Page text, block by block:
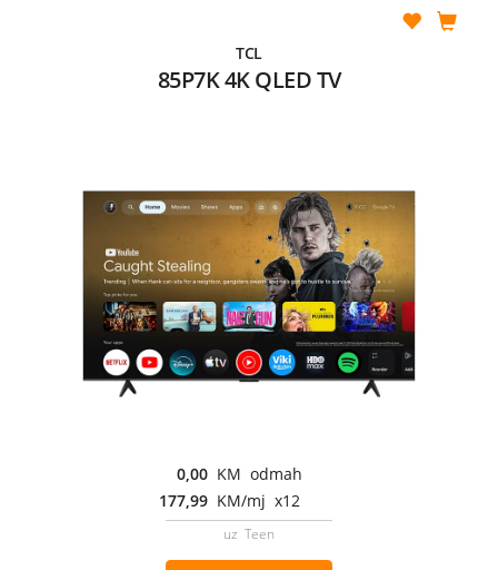
TCL
85P7K 4K QLED TV
0,00 KM odmah
177,99 KM/mj x12
uz Teen